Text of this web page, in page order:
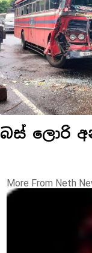
බස් ලොරි
More From Neth